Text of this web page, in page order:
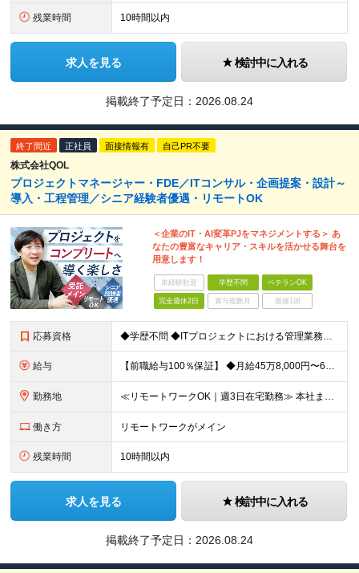
残業時間 10時間以内
求人を見る 検討中に入れる
掲載終了予定日： 2026.08.24
終了間近 正社員 面接情報有 自己PR不要
株式会社QOL
プロジェクトマネージャー・FDE／ITコンサル・企画提案・設計～
導入・工程管理／シニア経験者優遇・リモートOK
＜企業のIT・AI変革PJをマネジメントする＞ あ
なたの豊富なキャリア・スキルを活かせる舞台を
用意します！
未経験歓迎 学歴不問 ベテランOK
完全週休2日 賞与複数月 面接1回
応募資格 ◆学歴不問 ◆ITプロジェクトにおける管理業務または上流工程（要件定義・提案）の経験 ＜こんな方におすすめです！＞ ・長期/大規模プロジェクトで腰を据えて取り組みたい方 ・裁量の大きい環境で働きたい
給与 【前職給与100％保証】 ◆⽉給45万8,000円〜66万6,000円以上 ＋ 業績(決算)賞与 ┗⼊社時の想定年収：520万円〜700万円以上 ※上記の金額は、あくまで当社希望求人の基準提示額で
勤務地 ≪リモートワークOK｜週3日在宅勤務≫ 本社またはプロジェクト先での勤務となります。 ※請負案件が多く、自社内での出社×リモートのハイブリッドワークが主体です！ 【本社】 東京都港区西新橋3-5-9
働き方 リモートワークがメイン
残業時間 10時間以内
求人を見る 検討中に入れる
掲載終了予定日： 2026.08.24